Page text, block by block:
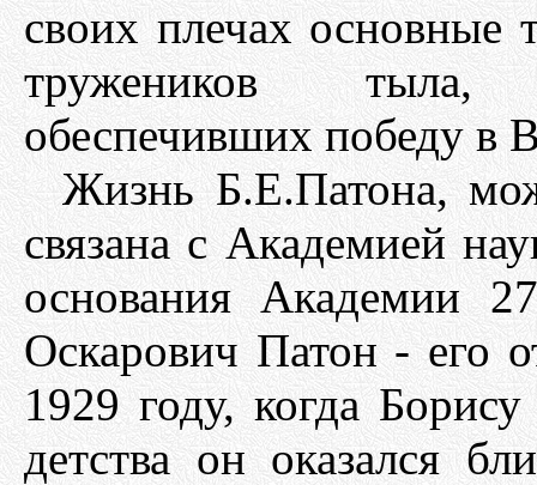
своих плечах основные
тружеников тыла,
обеспечивших победу в
Жизнь Б.Е.Патона,
связана с Академией
основания Академии
Оскарович Патон - его
1929 году, когда
детства он оказался